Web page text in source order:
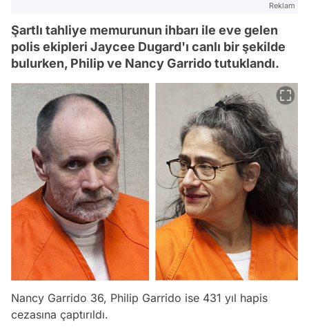
Reklam
Şartlı tahliye memurunun ihbarı ile eve gelen
polis ekipleri Jaycee Dugard'ı canlı bir şekilde
bulurken, Philip ve Nancy Garrido tutuklandı.
Nancy Garrido 36, Philip Garrido ise 431 yıl hapis
cezasına çaptırıldı.